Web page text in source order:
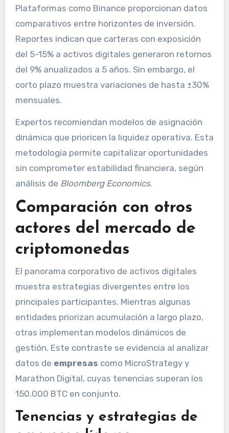
Plataformas como Binance proporcionan datos
comparativos entre horizontes de inversión.
Reportes indican que carteras con exposición
del 5-15% a activos digitales generaron retornos
del 9% anualizados a 5 años. Sin embargo, el
corto plazo muestra variaciones de hasta ±30%
mensuales.
Expertos recomiendan modelos de asignación
dinámica que prioricen la liquidez operativa. Esta
metodología permite capitalizar oportunidades
sin comprometer estabilidad financiera, según
análisis de Bloomberg Economics.
Comparación con otros
actores del mercado de
criptomonedas
El panorama corporativo de activos digitales
muestra estrategias divergentes entre los
principales participantes. Mientras algunas
entidades priorizan acumulación a largo plazo,
otras implementan modelos dinámicos de
gestión. Este contraste se evidencia al analizar
datos de empresas como MicroStrategy y
Marathon Digital, cuyas tenencias superan los
150.000 BTC en conjunto.
Tenencias y estrategias de